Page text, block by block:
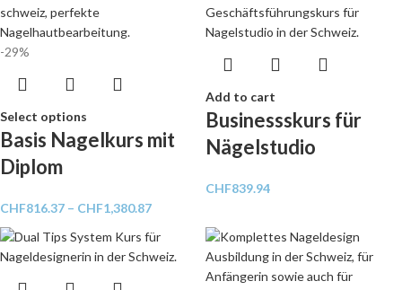
-29%
Select options
Basis Nagelkurs mit
Diplom
CHF816.37 – CHF1,380.87
Add to cart
Businessskurs für
Nägelstudio
CHF839.94